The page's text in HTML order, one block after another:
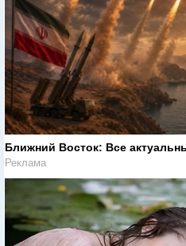
Ближний Восток: Все
Реклама